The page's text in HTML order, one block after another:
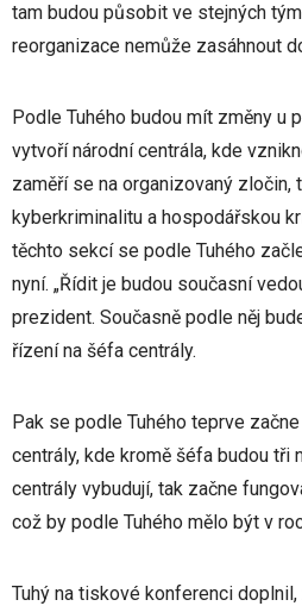
tam budou působit ve stejných
reorganizace nemůže zasáhnout
Podle Tuhého budou mít změny u
vytvoří národní centrála, kde
zaměří se na organizovaný zločin,
kyberkriminalitu a hospodářskou
těchto sekcí se podle Tuhého
nyní. „Řídit je budou současní
prezident. Současně podle něj
řízení na šéfa centrály.
Pak se podle Tuhého teprve
centrály, kde kromě šéfa budou tři
centrály vybudují, tak začne
což by podle Tuhého mělo být v
Tuhý na tiskové konferenci